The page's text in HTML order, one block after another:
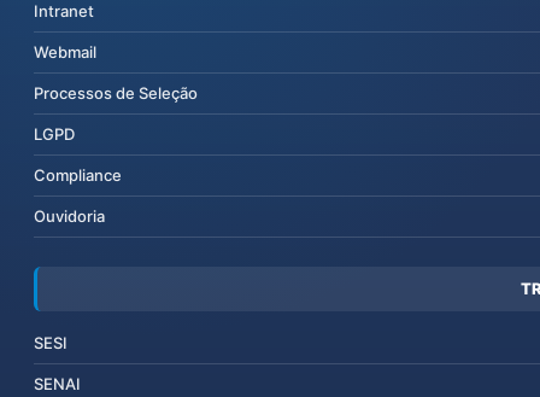
Intranet
Webmail
Processos de Seleção
LGPD
Compliance
Ouvidoria
SESI
SENAI